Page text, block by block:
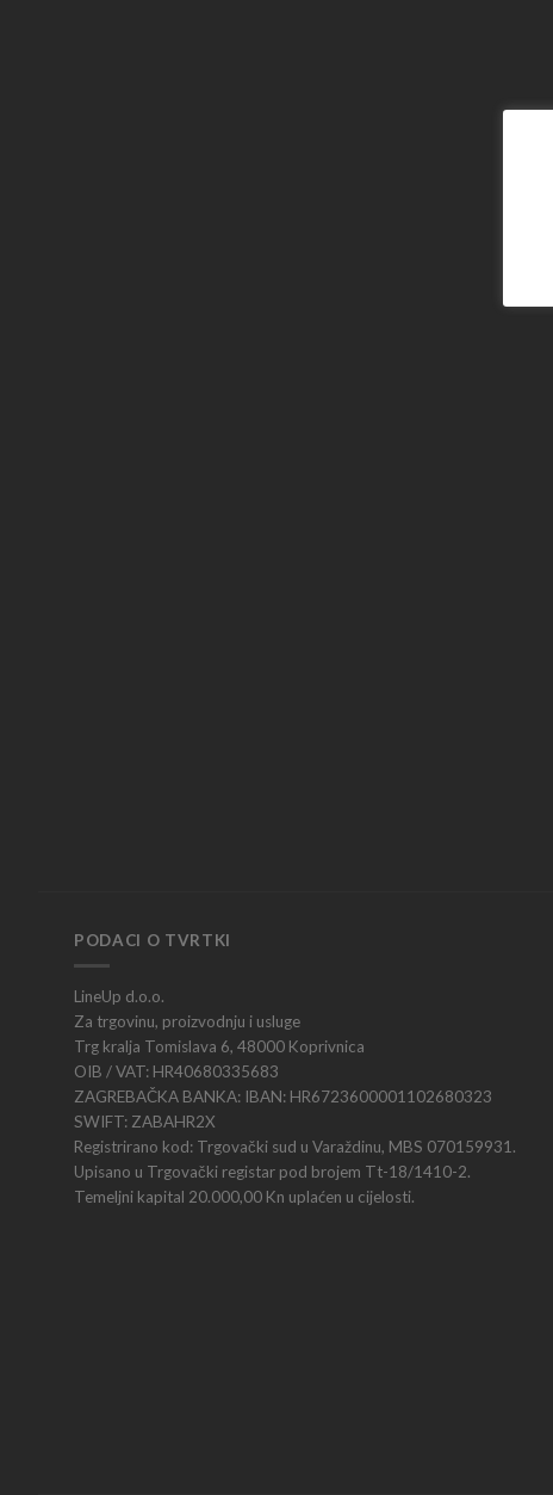
PODACI O TVRTKI
LineUp d.o.o.
Za trgovinu, proizvodnju i usluge
Trg kralja Tomislava 6, 48000 Koprivnica
OIB / VAT: HR40680335683
ZAGREBAČKA BANKA: IBAN: HR6723600001102680323
SWIFT: ZABAHR2X
Registrirano kod: Trgovački sud u Varaždinu, MBS 070159931.
Upisano u Trgovački registar pod brojem Tt-18/1410-2.
Temeljni kapital 20.000,00 Kn uplaćen u cijelosti.